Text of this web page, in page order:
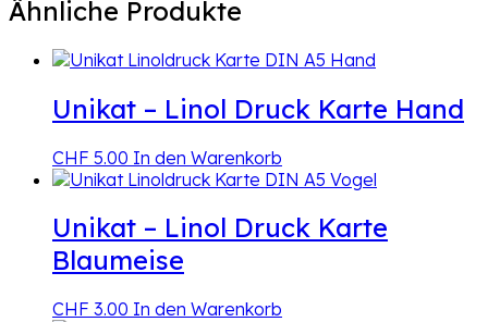
Zwiebel
Knoblauch
01/23
Ähnliche Produkte
Unikat – Linol Druck Karte Hand
CHF 5.00 In den Warenkorb
Unikat – Linol Druck Karte
Blaumeise
CHF 3.00 In den Warenkorb